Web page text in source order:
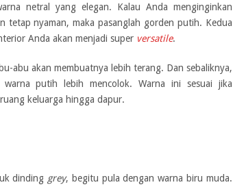
netral yang elegan. Kalau Anda menginginkan
tetap nyaman, maka pasanglah gorden putih. Kedua
Anda akan menjadi super versatile.
abu akan membuatnya lebih terang. Dan sebaliknya,
putih lebih mencolok. Warna ini sesuai jika
keluarga hingga dapur.
dinding grey, begitu pula dengan warna biru muda.